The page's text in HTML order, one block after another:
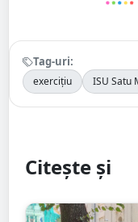
Tag-uri:
exercițiu ISU Satu
Citește și